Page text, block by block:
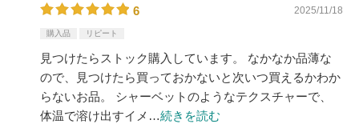
6 2025/11/18
購入品 リピート
見つけたらストック購入しています。 なかなか品薄な
ので、見つけたら買っておかないと次いつ買えるかわか
らないお品。 シャーベットのようなテクスチャーで、
体温で溶け出すイメ…続きを読む